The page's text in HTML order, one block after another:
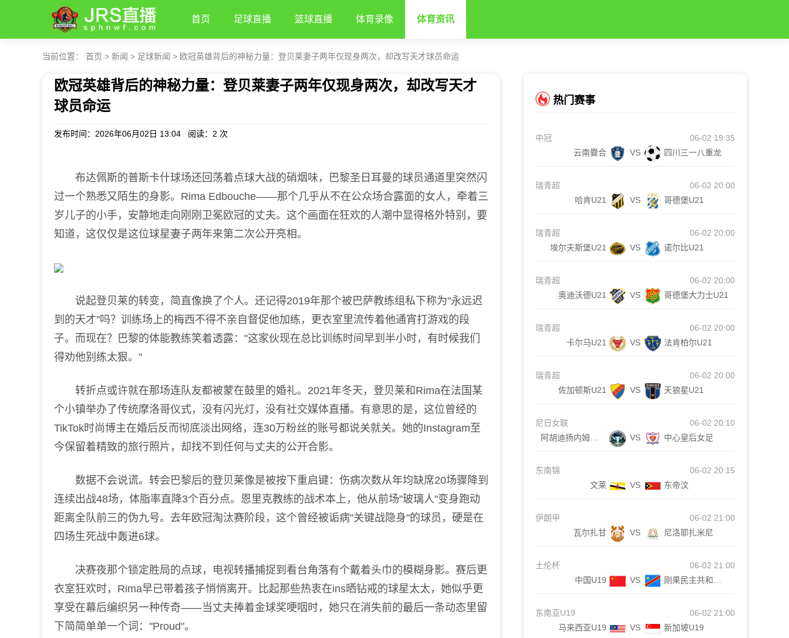
首页 足球直播 篮球直播 体育录像 体育资讯
当前位置： 首页 > 新闻 > 足球新闻 > 欧冠英雄背后的神秘力量：登贝莱妻子两年仅现身两次，却改写天才球员命运
欧冠英雄背后的神秘力量：登贝莱妻子两年仅现身两次，却改写天才
球员命运
发布时间：2026年06月02日 13:04 阅读： 2 次
布达佩斯的普斯卡什球场还回荡着点球大战的硝烟味，巴黎圣日耳曼的球员通道里突然闪
过一个熟悉又陌生的身影。Rima Edbouche——那个几乎从不在公众场合露面的女人，牵着三
岁儿子的小手，安静地走向刚刚卫冕欧冠的丈夫。这个画面在狂欢的人潮中显得格外特别，要
知道，这仅仅是这位球星妻子两年来第二次公开亮相。
说起登贝莱的转变，简直像换了个人。还记得2019年那个被巴萨教练组私下称为"永远迟
到的天才"吗？训练场上的梅西不得不亲自督促他加练，更衣室里流传着他通宵打游戏的段
子。而现在？巴黎的体能教练笑着透露："这家伙现在总比训练时间早到半小时，有时候我们
得劝他别练太狠。"
转折点或许就在那场连队友都被蒙在鼓里的婚礼。2021年冬天，登贝莱和Rima在法国某
个小镇举办了传统摩洛哥仪式，没有闪光灯，没有社交媒体直播。有意思的是，这位曾经的
TikTok时尚博主在婚后反而彻底淡出网络，连30万粉丝的账号都说关就关。她的Instagram至
今保留着精致的旅行照片，却找不到任何与丈夫的公开合影。
数据不会说谎。转会巴黎后的登贝莱像是被按下重启键：伤病次数从年均缺席20场骤降到
连续出战48场，体脂率直降3个百分点。恩里克教练的战术本上，他从前场"玻璃人"变身跑动
距离全队前三的伪九号。去年欧冠淘汰赛阶段，这个曾经被诟病"关键战隐身"的球员，硬是在
四场生死战中轰进6球。
决赛夜那个锁定胜局的点球，电视转播捕捉到看台角落有个戴着头巾的模糊身影。赛后更
衣室狂欢时，Rima早已带着孩子悄悄离开。比起那些热衷在ins晒钻戒的球星太太，她似乎更
享受在幕后编织另一种传奇——当丈夫捧着金球奖哽咽时，她只在消失前的最后一条动态里留
下简简单单一个词："Proud"。
热门赛事
中冠
06-02 19:35
云南爨合
VS 四川三一八重龙
瑞青超
06-02 20:00
哈肯U21
VS 哥德堡U21
瑞青超
06-02 20:00
埃尔夫斯堡U21
VS 诺尔比U21
瑞青超
06-02 20:00
奥迪沃德U21
VS 哥德堡大力士U21
瑞青超
06-02 20:00
卡尔马U21
VS 法肯柏尔U21
瑞青超
06-02 20:00
佐加顿斯U21
VS 天狼星U21
尼日女联
06-02 20:10
VS 中心皇后女足
东南锦
06-02 20:15
文莱
VS 东帝汶
伊朗甲
06-02 21:00
瓦尔扎甘
VS 尼洛耶扎米尼
土伦杯
06-02 21:00
中国U19
VS
东南亚U19
06-02 21:00
马来西亚U19
VS 新加坡U19